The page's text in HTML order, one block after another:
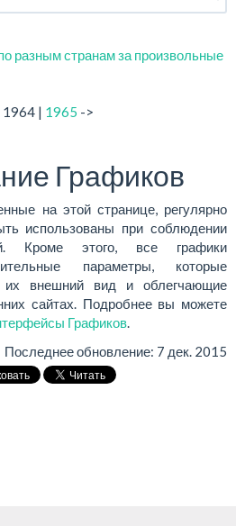
разным странам за произвольные
1964 | 1965 ->
Графиков
на этой странице, регулярно
использованы при соблюдении
Кроме этого, все графики
параметры, которые
их внешний вид и облегчающие
сайтах. Подробнее вы можете
Графиков.
Последнее обновление: 7 дек. 2015